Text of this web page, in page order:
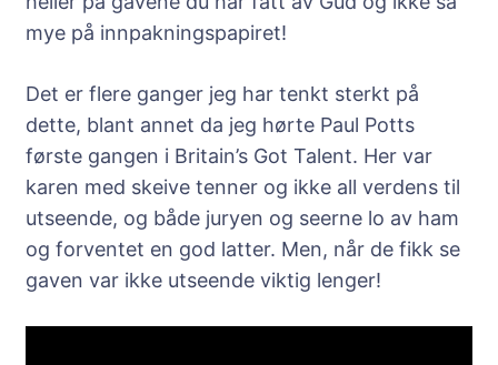
mye på innpakningspapiret!
Det er flere ganger jeg har tenkt sterkt på
dette, blant annet da jeg hørte Paul Potts
første gangen i Britain’s Got Talent. Her var
karen med skeive tenner og ikke all verdens til
utseende, og både juryen og seerne lo av ham
og forventet en god latter. Men, når de fikk se
gaven var ikke utseende viktig lenger!